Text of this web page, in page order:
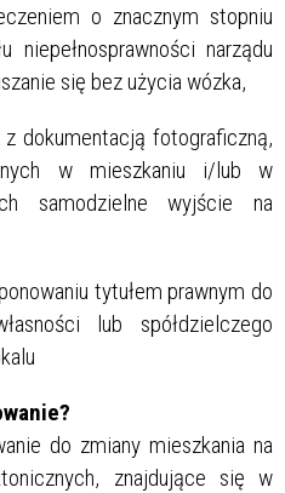
o znacznym stopniu
niepełnosprawności narządu
się bez użycia wózka,
dokumentacją fotograficzną,
w mieszkaniu i/lub w
samodzielne wyjście na
tytułem prawnym do
lub spółdzielczego
do zmiany mieszkania na
znajdujące się w